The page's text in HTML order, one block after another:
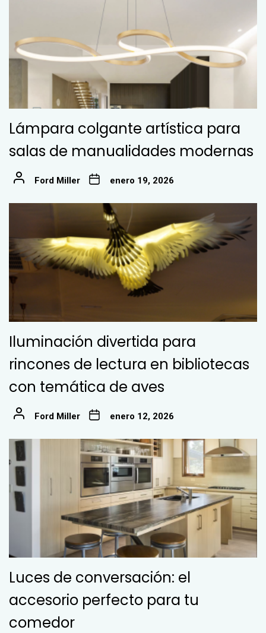
Lámpara colgante artística para
salas de manualidades modernas
Ford Miller enero 19, 2026
Iluminación divertida para
rincones de lectura en bibliotecas
con temática de aves
Ford Miller enero 12, 2026
Luces de conversación: el
accesorio perfecto para tu
comedor